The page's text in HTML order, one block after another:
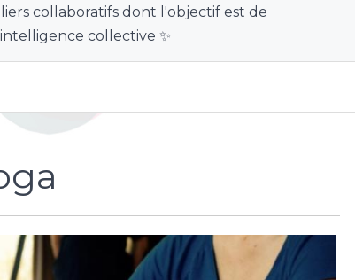
collaboratifs dont l'objectif est de
collective ✨